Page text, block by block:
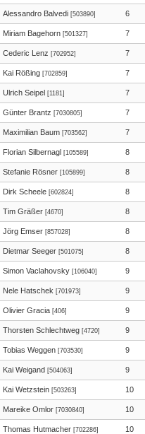
Alessandro Balvedi [503890] 6
Miriam Bagehorn [501327] 7
Cederic Lenz [702952] 7
Kai Rößing [702859] 7
Ulrich Seipel [1181] 7
Günter Brantz [7030805] 7
Maximilian Baum [703562] 7
Florian Silbernagl [105589] 8
Stefanie Rösner [105899] 8
Dirk Scheele [602824] 8
Tim Gräßer [4670] 8
Jörg Emser [857028] 8
Dietmar Seeger [501075] 8
Simon Vaclahovsky [106040] 9
Nele Hatschek [701973] 9
Olivier Gracia [406] 9
Thorsten Schlechtweg [4720] 9
Tobias Weggen [703530] 9
Kai Weigand [504063] 9
Kai Wetzstein [503263] 10
Mareike Omlor [7030840] 10
Thomas Hutmacher [702286] 10